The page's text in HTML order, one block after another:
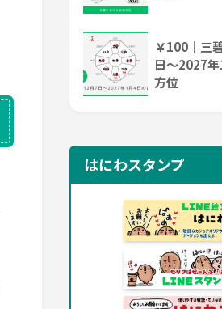
￥100｜三
日～2027
方位
はにわスタンプ